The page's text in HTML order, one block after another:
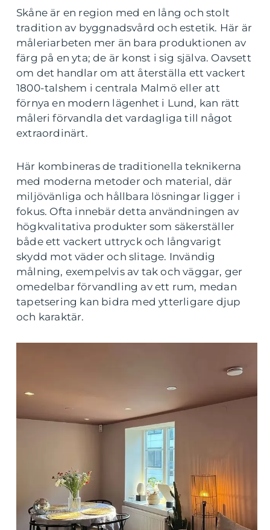
Skåne är en region med en lång och stolt
tradition av byggnadsvård och estetik. Här är
måleriarbeten mer än bara produktionen av
färg på en yta; de är konst i sig själva. Oavsett
om det handlar om att återställa ett vackert
1800-talshem i centrala Malmö eller att
förnya en modern lägenhet i Lund, kan rätt
måleri förvandla det vardagliga till något
extraordinärt.
Här kombineras de traditionella teknikerna
med moderna metoder och material, där
miljövänliga och hållbara lösningar ligger i
fokus. Ofta innebär detta användningen av
högkvalitativa produkter som säkerställer
både ett vackert uttryck och långvarigt
skydd mot väder och slitage. Invändig
målning, exempelvis av tak och väggar, ger
omedelbar förvandling av ett rum, medan
tapetsering kan bidra med ytterligare djup
och karaktär.